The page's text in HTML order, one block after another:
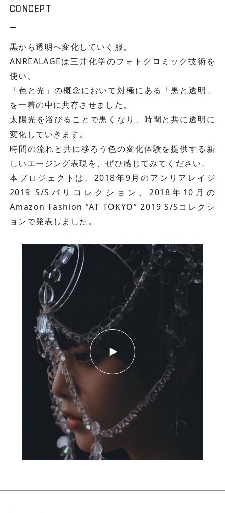
CONCEPT
黒から透明へ変化していく服。
ANREALAGEは三井化学のフォトクロミック技術を
使い、
「色と光」の概念において対極にある「黒と透明」
を一着の中に共存させました。
太陽光を浴びることで黒くなり、時間と共に透明に
変化していきます。
時間の流れと共に移ろう色の変化体験を提供する新
しいエージング表現を、ぜひ感じてみてください。
本プロジェクトは、2018年9月のアンリアレイジ
2019 S/Sパリコレクション、2018年10月の
Amazon Fashion ”AT TOKYO” 2019 S/Sコレクシ
ョンで発表しました。